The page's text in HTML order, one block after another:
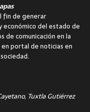
fin de generar
económico del estado de
de comunicación en la
portal de noticias en
Tuxtla Gutiérrez